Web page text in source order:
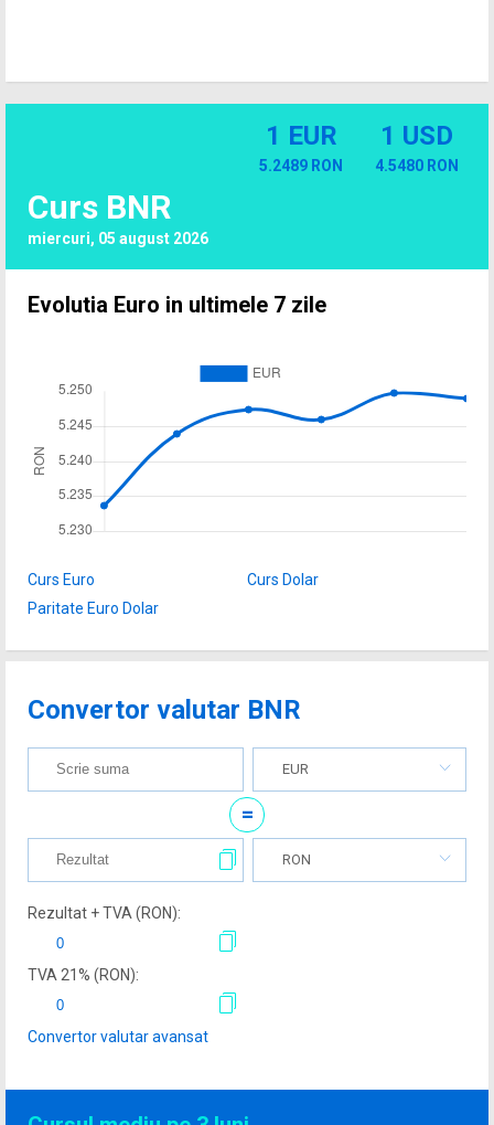
Curs BNR
miercuri, 05 august 2026
1 EUR
5.2489 RON
1 USD
4.5480 RON
Evolutia Euro in ultimele 7 zile
Curs Euro
Curs Dolar
Paritate Euro Dolar
Convertor valutar BNR
EUR
=
RON
Rezultat + TVA (RON):
TVA 21% (RON):
Convertor valutar avansat